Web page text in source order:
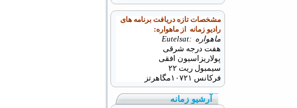
مشخصات تازه دریافت برنامه های
رادیو زمانه از ماهواره:
ماهواره :Eutelsat
هفت درجه شرقی
پولاریزاسیون افقی
سیمبول ریت ۲۲
فرکانس ۱۰۷۲۱ مگاهرتز
آرشیو زمانه